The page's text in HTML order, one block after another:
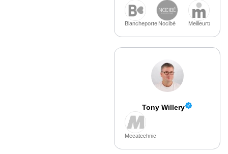
Blancheporte Nocibé
Tony Willery
Mecatechnic